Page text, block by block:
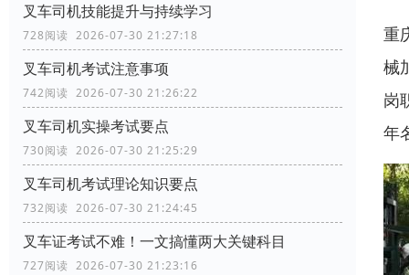
叉车司机技能提升与持续学习
728阅读 2026-07-30 21:27:18
叉车司机考试注意事项
742阅读 2026-07-30 21:26:22
叉车司机实操考试要点
730阅读 2026-07-30 21:25:29
叉车司机考试理论知识要点
732阅读 2026-07-30 21:24:45
叉车证考试不难！一文搞懂两大关键科目
727阅读 2026-07-30 21:23:16
重
械
岗
年